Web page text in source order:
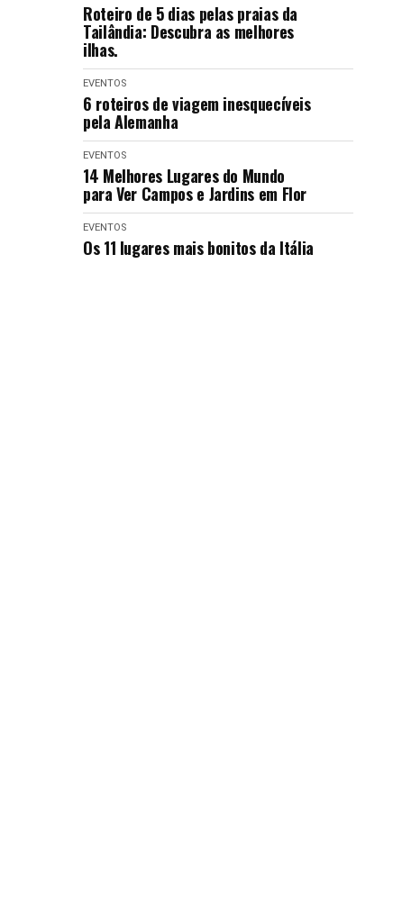
Roteiro de 5 dias pelas praias da
Tailândia: Descubra as melhores
ilhas.
EVENTOS
6 roteiros de viagem inesquecíveis
pela Alemanha
EVENTOS
14 Melhores Lugares do Mundo
para Ver Campos e Jardins em Flor
EVENTOS
Os 11 lugares mais bonitos da Itália